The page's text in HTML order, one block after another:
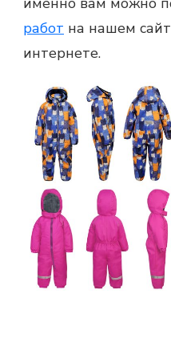
работ на нашем
интернете.